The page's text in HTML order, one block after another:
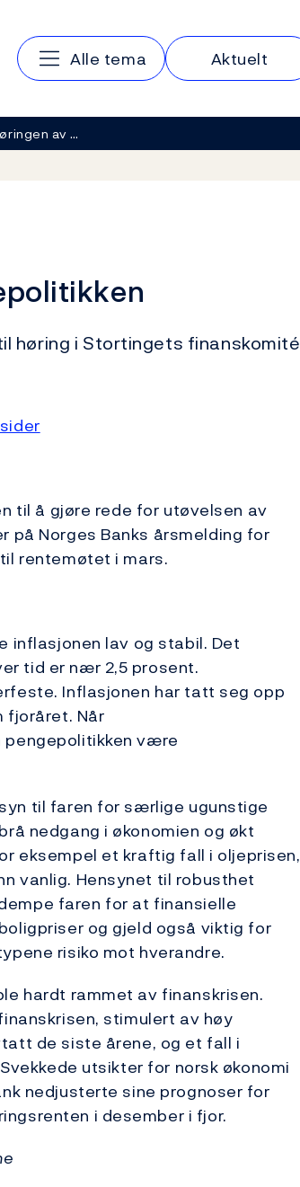
Hovedmeny
Alle tema Aktuelt
av …
høring i Stortingets finanskomité
til å gjøre rede for utøvelsen av
på Norges Banks årsmelding for
rentemøtet i mars.
inflasjonen lav og stabil. Det
tid er nær 2,5 prosent.
Inflasjonen har tatt seg opp
fjoråret. Når
være
til faren for særlige ugunstige
nedgang i økonomien og økt
eksempel et kraftig fall i oljeprisen,
vanlig. Hensynet til robusthet
faren for at finansielle
og gjeld også viktig for
risiko mot hverandre.
hardt rammet av finanskrisen.
stimulert av høy
de siste årene, og et fall i
utsikter for norsk økonomi
nedjusterte sine prognoser for
i desember i fjor.